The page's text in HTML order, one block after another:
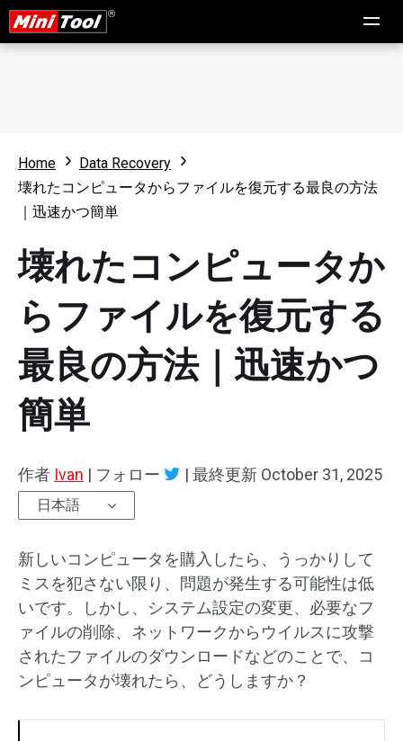
Home
Data Recovery
壊れたコンピュータからファイルを復元する最良の方法
｜迅速かつ簡単
壊れたコンピュータか
らファイルを復元する
最良の方法｜迅速かつ
簡単
作者 Ivan | フォロー | 最終更新 October 31, 2025
日本語
新しいコンピュータを購入したら、うっかりして
ミスを犯さない限り、問題が発生する可能性は低
いです。しかし、システム設定の変更、必要なフ
ァイルの削除、ネットワークからウイルスに攻撃
されたファイルのダウンロードなどのことで、コ
ンピュータが壊れたら、どうしますか？